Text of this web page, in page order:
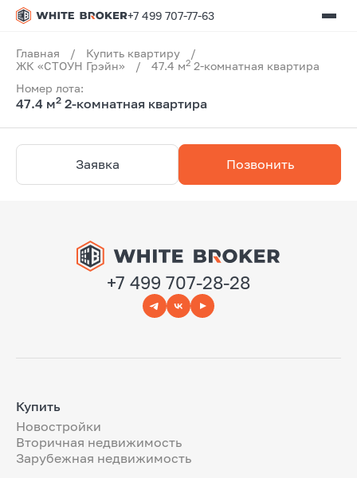
+7 499 707-77-63
Главная / Купить квартиру
/
ЖК «СТОУН Грэйн»
/ 47.4 м2 2-комнатная квартира
Номер лота:
47.4 м2 2-комнатная квартира
Заявка Позвонить
+7 499 707-28-28
Купить
Новостройки
Вторичная недвижимость
Зарубежная недвижимость